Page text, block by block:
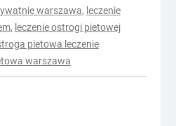
warszawa, leczenie
, leczenie ostrogi pietowej
pietowa leczenie
warszawa